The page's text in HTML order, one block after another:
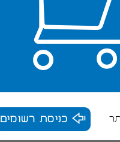
כניסת רשומים